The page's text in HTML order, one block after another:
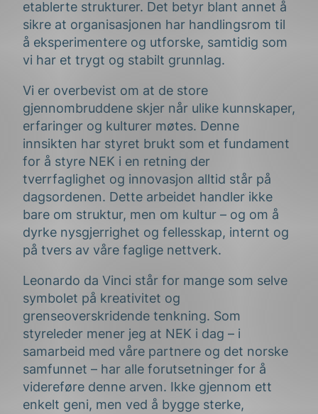
etablerte strukturer. Det betyr blant annet å
sikre at organisasjonen har handlingsrom til
å eksperimentere og utforske, samtidig som
vi har et trygt og stabilt grunnlag.
Vi er overbevist om at de store
gjennombruddene skjer når ulike kunnskaper,
erfaringer og kulturer møtes. Denne
innsikten har styret brukt som et fundament
for å styre NEK i en retning der
tverrfaglighet og innovasjon alltid står på
dagsordenen. Dette arbeidet handler ikke
bare om struktur, men om kultur – og om å
dyrke nysgjerrighet og fellesskap, internt og
på tvers av våre faglige nettverk.
Leonardo da Vinci står for mange som selve
symbolet på kreativitet og
grenseoverskridende tenkning. Som
styreleder mener jeg at NEK i dag – i
samarbeid med våre partnere og det norske
samfunnet – har alle forutsetninger for å
videreføre denne arven. Ikke gjennom ett
enkelt geni, men ved å bygge sterke,